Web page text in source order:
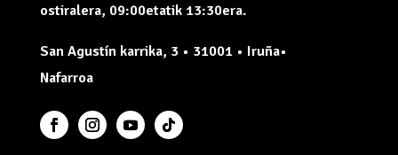
ostiralera, 09:00etatik 13:30era.
San Agustín karrika, 3 • 31001 • Iruña•
Nafarroa